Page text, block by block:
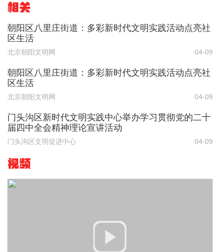
相关
朝阳区八里庄街道：多彩新时代文明实践活动点亮社
区生活
北京朝阳文明网 04-09
朝阳区八里庄街道：多彩新时代文明实践活动点亮社
区生活
北京朝阳文明网 04-09
门头沟区新时代文明实践中心举办学习贯彻党的二十
届四中全会精神理论宣讲活动
门头沟区文明促进中心 04-09
视频